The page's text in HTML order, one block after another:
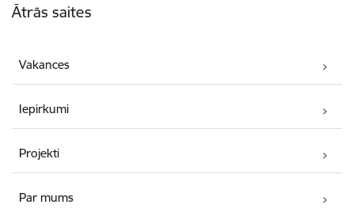
Ātrās saites
Vakances
Iepirkumi
Projekti
Par mums